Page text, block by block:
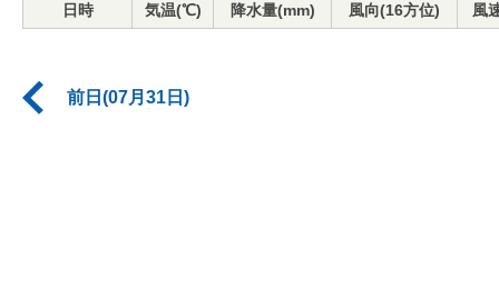
日時 気温(℃) 降水量(mm) 風向(16方位) 風
前日(07月31日)